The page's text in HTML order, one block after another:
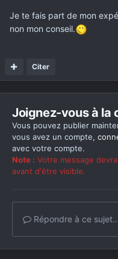
Je te fais part de mon
non mon conseil.
Citer
Joignez-vous à la
Vous pouvez publier
vous avez un compte,
avec votre compte.
Note : Votre message
avant d'être visible.
Répondre à ce